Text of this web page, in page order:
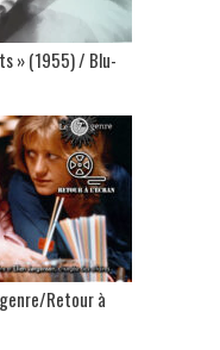
» (1955) / Blu-
Retour à